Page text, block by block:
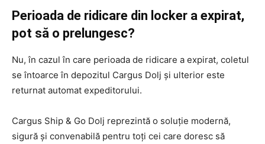
Perioada de ridicare din locker a expirat,
pot să o prelungesc?
Nu, în cazul în care perioada de ridicare a expirat, coletul
se întoarce în depozitul Cargus Dolj și ulterior este
returnat automat expeditorului.
Cargus Ship & Go Dolj reprezintă o soluție modernă,
sigură și convenabilă pentru toți cei care doresc să